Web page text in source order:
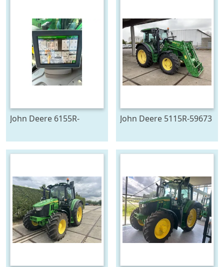
John Deere 6155R-
John Deere 5115R-59673